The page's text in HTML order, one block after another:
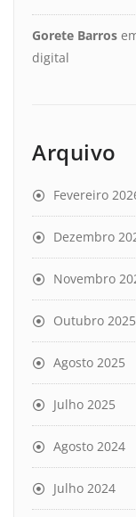
Gorete Barros
digital
Arquivo
Fevereiro
Dezembro
Novembro
Outubro 2025
Agosto 2025
Julho 2025
Agosto 2024
Julho 2024